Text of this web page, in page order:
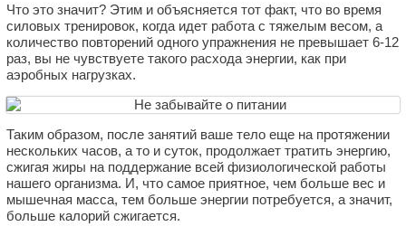
Что это значит? Этим и объясняется тот факт, что во время
силовых тренировок, когда идет работа с тяжелым весом, а
количество повторений одного упражнения не превышает 6-12
раз, вы не чувствуете такого расхода энергии, как при
аэробных нагрузках.
Таким образом, после занятий ваше тело еще на протяжении
нескольких часов, а то и суток, продолжает тратить энергию,
сжигая жиры на поддержание всей физиологической работы
нашего организма. И, что самое приятное, чем больше вес и
мышечная масса, тем больше энергии потребуется, а значит,
больше калорий сжигается.